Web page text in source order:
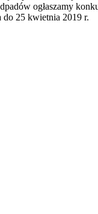
ogłaszamy
do 25 kwietnia 2019 r.